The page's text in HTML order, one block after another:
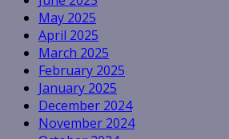
May 2025
April 2025
March 2025
February 2025
January 2025
December 2024
November 2024